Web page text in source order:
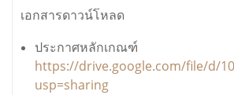
เอกสารดาวน์โหลด
ประกาศหลักเกณฑ์
https://drive.google.com/file/d/
usp=sharing